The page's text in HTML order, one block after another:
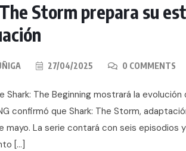
Storm prepara su
27/04/2025 0 COMMENTS
Shark: The Beginning mostrará la
confirmó que Shark: The Storm,
mayo. La serie contará con seis
[…]